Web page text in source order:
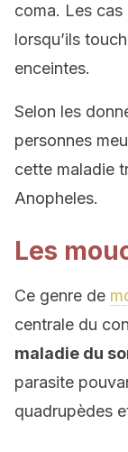
coma. Les cas
lorsqu’ils
enceintes.
Selon les
personnes
cette maladie
Anopheles.
Les
Ce genre de
centrale du
maladie du
parasite
quadrupèdes